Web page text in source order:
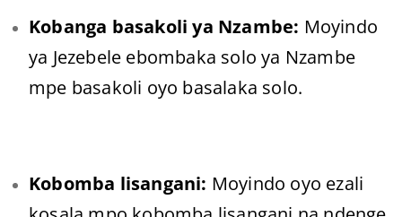
Kobanga basakoli ya Nzambe: Moyindo
ya Jezebele ebombaka solo ya Nzambe
mpe basakoli oyo basalaka solo.
Kobomba lisangani: Moyindo oyo ezali